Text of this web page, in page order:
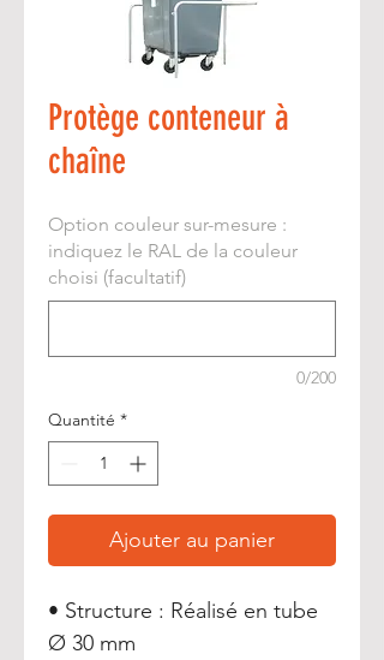
Protège conteneur à
chaîne
Option couleur sur-mesure :
indiquez le RAL de la couleur
choisi (facultatif)
0/200
Quantité *
Ajouter au panier
• Structure : Réalisé en tube
Ø 30 mm